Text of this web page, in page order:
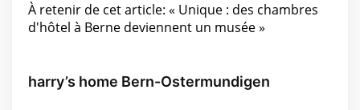
À retenir de cet article: « Unique : des chambres
d'hôtel à Berne deviennent un musée »
harry’s home Bern-Ostermundigen